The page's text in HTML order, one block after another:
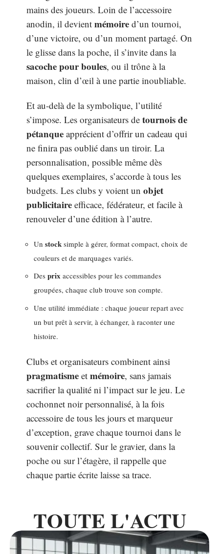
mains des joueurs. Loin de l’accessoire
anodin, il devient mémoire d’un tournoi,
d’une victoire, ou d’un moment partagé. On
le glisse dans la poche, il s’invite dans la
sacoche pour boules, ou il trône à la
maison, clin d’œil à une partie inoubliable.
Et au-delà de la symbolique, l’utilité
s’impose. Les organisateurs de tournois de
pétanque apprécient d’offrir un cadeau qui
ne finira pas oublié dans un tiroir. La
personnalisation, possible même dès
quelques exemplaires, s’accorde à tous les
budgets. Les clubs y voient un objet
publicitaire efficace, fédérateur, et facile à
renouveler d’une édition à l’autre.
Un stock simple à gérer, format compact, choix de
couleurs et de marquages variés.
Des prix accessibles pour les commandes
groupées, chaque club trouve son compte.
Une utilité immédiate : chaque joueur repart avec
un but prêt à servir, à échanger, à raconter une
histoire.
Clubs et organisateurs combinent ainsi
pragmatisme et mémoire, sans jamais
sacrifier la qualité ni l’impact sur le jeu. Le
cochonnet noir personnalisé, à la fois
accessoire de tous les jours et marqueur
d’exception, grave chaque tournoi dans le
souvenir collectif. Sur le gravier, dans la
poche ou sur l’étagère, il rappelle que
chaque partie écrite laisse sa trace.
TOUTE L'ACTU